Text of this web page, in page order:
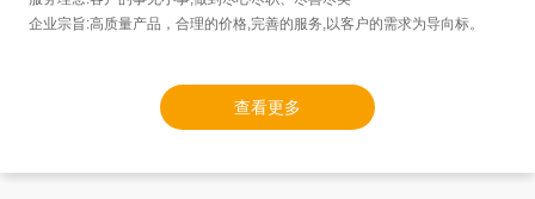
企业宗旨:高质量产品，合理的价格,完善的服务,以客户的需求为导向标。
查看更多